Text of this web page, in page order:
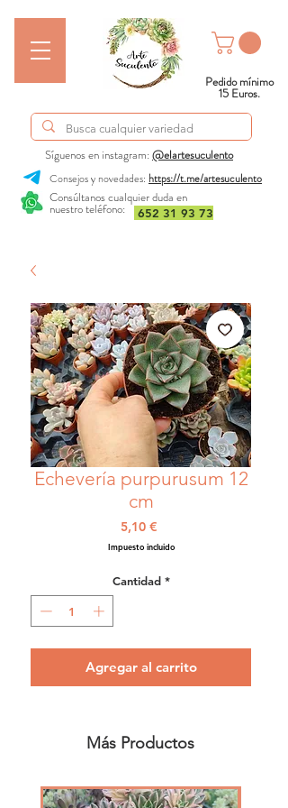
Consúltanos cualquier duda en
nuestro teléfono:
Síguenos en instagram:@elartesuculento
652 31 93 73
Consejos y novedades: https://t.me/artesuculento
Pedido mínimo
15 Euros.
Echevería purpurusum 12
cm
5,10 €Precio
Impuesto incluido
Cantidad *
Agregar al carrito
Más Productos